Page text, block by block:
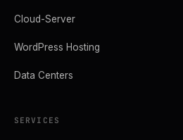
Cloud-Server
WordPress Hosting
Data Centers
SERVICES